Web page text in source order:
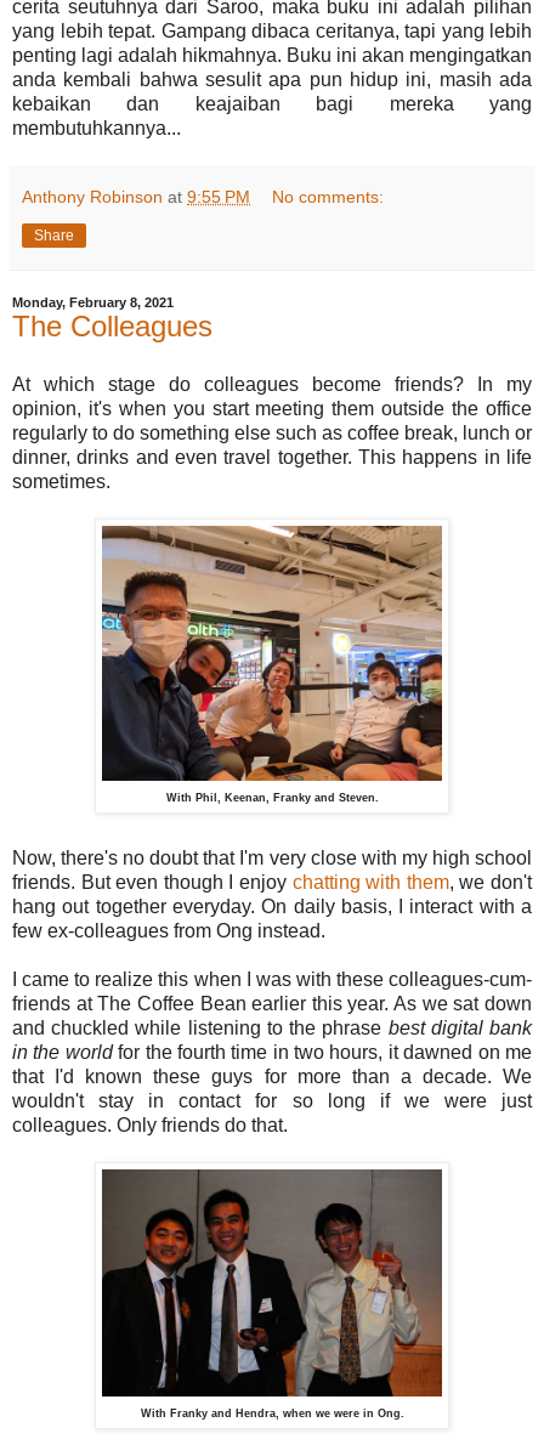
cerita seutuhnya dari Saroo, maka buku ini adalah pilihan
yang lebih tepat. Gampang dibaca ceritanya, tapi yang lebih
penting lagi adalah hikmahnya. Buku ini akan mengingatkan
anda kembali bahwa sesulit apa pun hidup ini, masih ada
kebaikan dan keajaiban bagi mereka yang
membutuhkannya...
Anthony Robinson at 9:55 PM No comments:
Share
Monday, February 8, 2021
The Colleagues
At which stage do colleagues become friends? In my
opinion, it's when you start meeting them outside the office
regularly to do something else such as coffee break, lunch or
dinner, drinks and even travel together. This happens in life
sometimes.
With Phil, Keenan, Franky and Steven.
Now, there's no doubt that I'm very close with my high school
friends. But even though I enjoy chatting with them, we don't
hang out together everyday. On daily basis, I interact with a
few ex-colleagues from Ong instead.
I came to realize this when I was with these colleagues-cum-
friends at The Coffee Bean earlier this year. As we sat down
and chuckled while listening to the phrase best digital bank
in the worldfor the fourth time in two hours, it dawned on me
that I'd known these guys for more than a decade. We
wouldn't stay in contact for so long if we were just
colleagues. Only friends do that.
With Franky and Hendra, when we were in Ong.